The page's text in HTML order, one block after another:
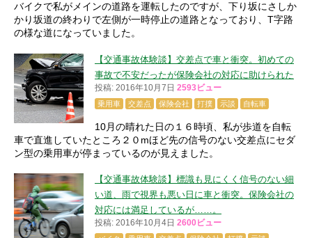
バイクで私がメインの道路を運転したのですが、下り坂にさしか
かり坂道の終わりで左側が一時停止の道路となっており、T字路
の様な道になっていました。
【交通事故体験談】交差点で車と衝突。初めての
事故で不安だったが保険会社の対応に助けられた
投稿: 2016年10月7日 2593ビュー
乗用車 交差点 保険会社 打撲 示談 自転車
10月の晴れた日の１６時頃、私が歩道を自転
車で直進していたところ２０mほど先の信号のない交差点にセダ
ン型の乗用車が停まっているのが見えました。
【交通事故体験談】標識も見にくく信号のない細
い道、雨で視界も悪い日に車と衝突。保険会社の
対応には満足しているが……。
投稿: 2016年10月4日 2600ビュー